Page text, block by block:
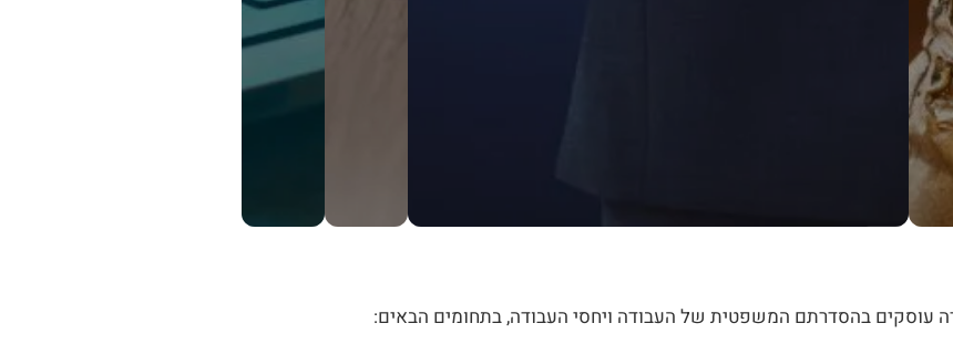
עוסקים בהסדרתם המשפטית של העבודה ויחסי העבודה, בתחומים הבאים: